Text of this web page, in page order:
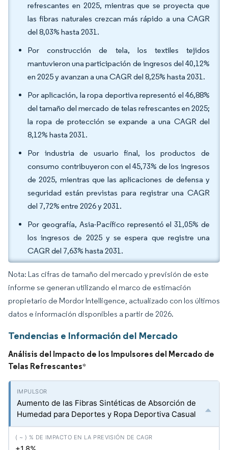
refrescantes en 2025, mientras que se proyecta que
las fibras naturales crezcan más rápido a una CAGR
del 8,03% hasta 2031.
Por construcción de tela, los textiles tejidos
mantuvieron una participación de ingresos del 40,12%
en 2025 y avanzan a una CAGR del 8,25% hasta 2031.
Por aplicación, la ropa deportiva representó el 46,88%
del tamaño del mercado de telas refrescantes en 2025;
la ropa de protección se expande a una CAGR del
8,12% hasta 2031.
Por industria de usuario final, los productos de
consumo contribuyeron con el 45,73% de los ingresos
de 2025, mientras que las aplicaciones de defensa y
seguridad están previstas para registrar una CAGR
del 7,72% entre 2026 y 2031.
Por geografía, Asia-Pacífico representó el 31,05% de
los ingresos de 2025 y se espera que registre una
CAGR del 7,63% hasta 2031.
Nota: Las cifras de tamaño del mercado y previsión de este
informe se generan utilizando el marco de estimación
propietario de Mordor Intelligence, actualizado con los últimos
datos e información disponibles a partir de 2026.
Tendencias e Información del Mercado
Análisis del Impacto de los Impulsores del Mercado de
Telas Refrescantes*
Aumento de las Fibras Sintéticas de Absorción de
Humedad para Deportes y Ropa Deportiva Casual